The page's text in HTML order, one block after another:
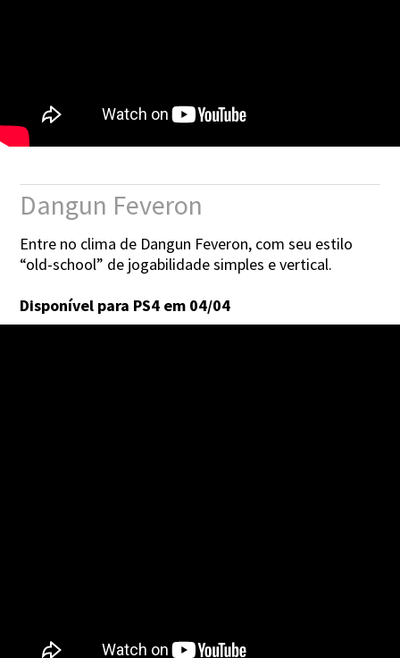
Dangun Feveron
Entre no clima de Dangun Feveron, com seu estilo
“old-school” de jogabilidade simples e vertical.
Disponível para PS4 em 04/04